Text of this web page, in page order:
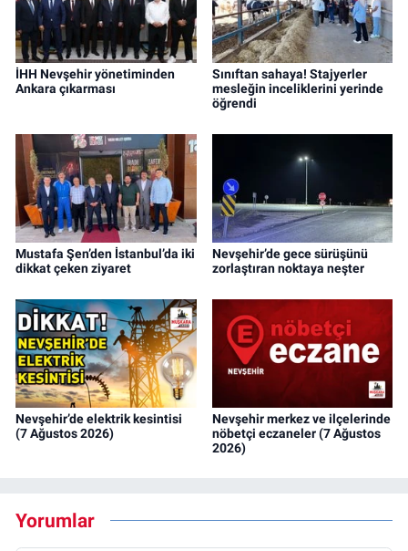
İHH Nevşehir yönetiminden
Ankara çıkarması
Sınıftan sahaya! Stajyerler
mesleğin inceliklerini yerinde
öğrendi
Mustafa Şen’den İstanbul’da iki
dikkat çeken ziyaret
Nevşehir’de gece sürüşünü
zorlaştıran noktaya neşter
Nevşehir’de elektrik kesintisi
(7 Ağustos 2026)
Nevşehir merkez ve ilçelerinde
nöbetçi eczaneler (7 Ağustos
2026)
Yorumlar